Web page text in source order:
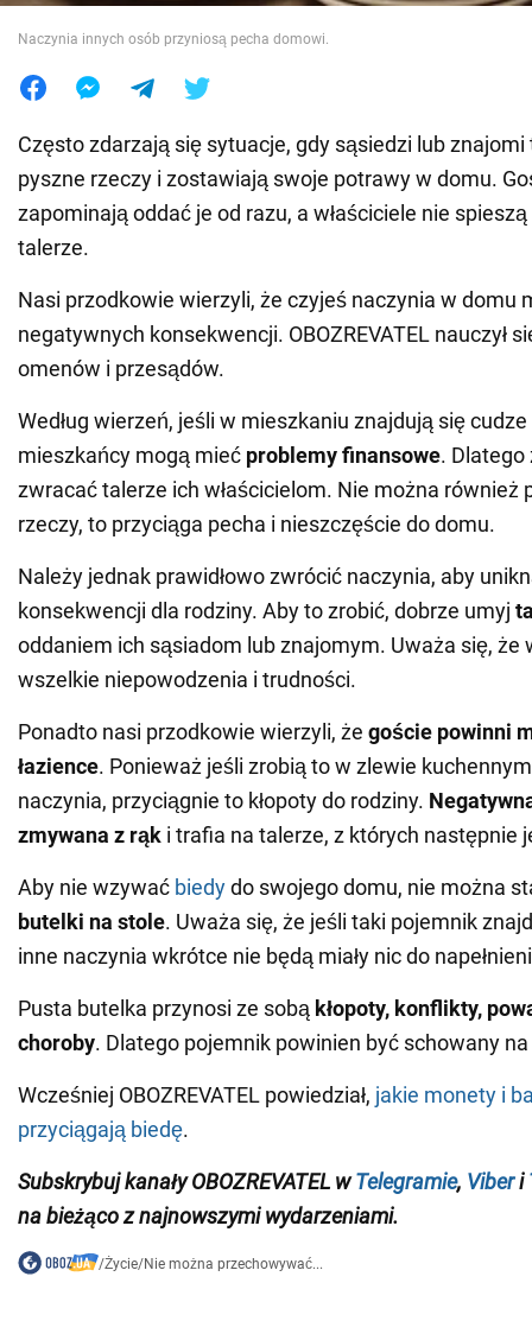
Jedzenie
Naczynia innych osób przyniosą pecha domowi.
Często zdarzają się sytuacje, gdy sąsiedzi lub
pyszne rzeczy i zostawiają swoje potrawy w domu.
zapominają oddać je od razu, a właściciele nie
talerze.
Nasi przodkowie wierzyli, że czyjeś naczynia w domu
negatywnych konsekwencji. OBOZREVATEL nauczył
omenów i przesądów.
Według wierzeń, jeśli w mieszkaniu znajdują się
mieszkańcy mogą mieć problemy finansowe. Dlatego
zwracać talerze ich właścicielom. Nie można również
rzeczy, to przyciąga pecha i nieszczęście do domu.
Należy jednak prawidłowo zwrócić naczynia, aby
konsekwencji dla rodziny. Aby to zrobić, dobrze umyj
oddaniem ich sąsiadom lub znajomym. Uważa się, że
wszelkie niepowodzenia i trudności.
Ponadto nasi przodkowie wierzyli, że goście powinni
łazience. Ponieważ jeśli zrobią to w zlewie
naczynia, przyciągnie to kłopoty do rodziny.
zmywana z rąk i trafia na talerze, z których następnie
Aby nie wzywać biedydo swojego domu, nie można
butelki na stole. Uważa się, że jeśli taki pojemnik
inne naczynia wkrótce nie będą miały nic do
Pusta butelka przynosi ze sobą kłopoty, konflikty,
choroby. Dlatego pojemnik powinien być schowany na
Wcześniej OBOZREVATEL powiedział, jakie monety i
przyciągają biedę.
Subskrybuj kanały OBOZREVATEL w Telegramie, Viberi
na bieżąco z najnowszymi wydarzeniami.
/Życie/Nie można przechowywać...